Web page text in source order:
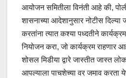
आयोजन समितीला विनंती आहे की,
शासनाच्या आदेशानुसार नोटीस दिल्या
करतांना त्यात कश्या पध्दतीने
नियोजन करा, जो कार्यक्रम राहणार
शोसल मिडीया द्वारे जास्तीत जास्त
आपल्याला पाचशेच्या वर जमाव करता